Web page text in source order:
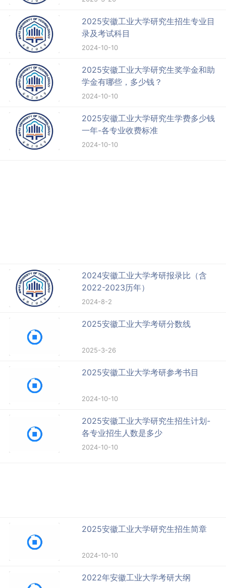
2025安徽工业大学研究生招生专业目
录及考试科目
2024-10-10
2025安徽工业大学研究生奖学金和助
学金有哪些，多少钱？
2024-10-10
2025安徽工业大学研究生学费多少钱
一年-各专业收费标准
2024-10-10
2024安徽工业大学考研报录比（含
2022-2023历年）
2024-8-2
2025安徽工业大学考研分数线
2025-3-26
2025安徽工业大学考研参考书目
2024-10-10
2025安徽工业大学研究生招生计划-
各专业招生人数是多少
2024-10-10
2025安徽工业大学研究生招生简章
2024-10-10
2022年安徽工业大学考研大纲